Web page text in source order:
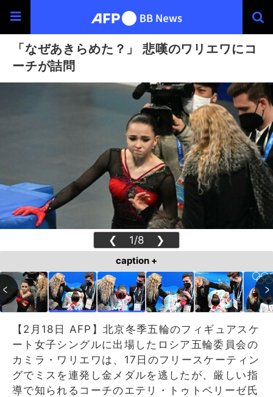
「なぜあきらめた？」 悲嘆のワリエワにコ
ーチが詰問
❮ 1/8 ❯
caption +
【2月18日 AFP】北京冬季五輪のフィギュアスケ
ート女子シングルに出場したロシア五輪委員会の
カミラ・ワリエワは、17日のフリースケーティン
グでミスを連発し金メダルを逃したが、厳しい指
導で知られるコーチのエテリ・トゥトベリーゼ氏